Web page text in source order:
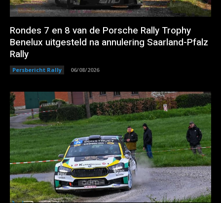
Rondes 7 en 8 van de Porsche Rally Trophy
Benelux uitgesteld na annulering Saarland-Pfalz
Rally
Persbericht Rally 06/08/2026